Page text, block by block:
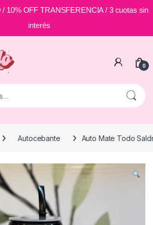
10% OFF TRANSFERENCIA / 3 cuotas sin
interés
0
Autocebante Auto Mate Todo